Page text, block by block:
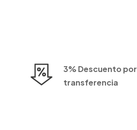
3% Descuento por
transferencia